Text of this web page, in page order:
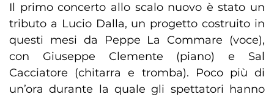
Il primo concerto allo scalo nuovo è stato un
tributo a Lucio Dalla, un progetto costruito in
questi mesi da Peppe La Commare (voce),
con Giuseppe Clemente (piano) e Sal
Cacciatore (chitarra e tromba). Poco più di
un’ora durante la quale gli spettatori hanno